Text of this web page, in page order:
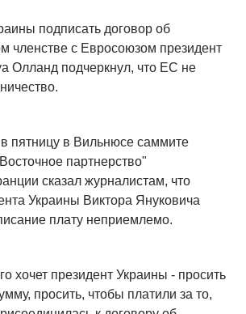
подписать договор об
членстве с Евросоюзом президент
Олланд подчеркнул, что ЕС не
пятницу в Вильнюсе саммите
партнерство"
сказал журналистам, что
Украины Виктора Януковича
плату неприемлемо.
хочет президент Украины - просить
просить, чтобы платили за то,